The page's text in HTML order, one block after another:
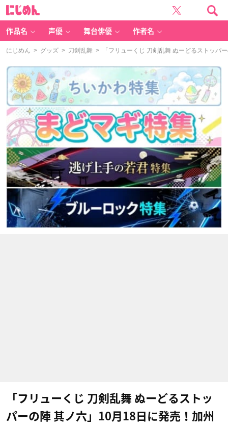
作品名 声優 舞台俳優 作者名
にじめん > グッズ > 刀剣乱舞 > 「フリューくじ 刀剣乱舞 ぬーどるストッパ
「フリューくじ 刀剣乱舞 ぬーどるストッ
パーの陣 其ノ六」10月18日に発売！加州